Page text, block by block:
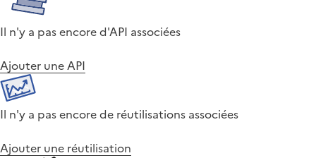
Il n'y a pas encore d'API associées
Ajouter une API
Il n'y a pas encore de réutilisations associées
Ajouter une réutilisation